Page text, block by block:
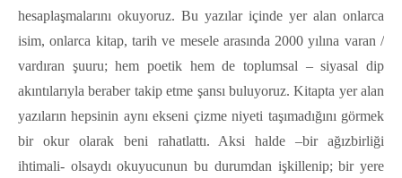
hesaplaşmalarını okuyoruz. Bu yazılar içinde yer alan onlarca
isim, onlarca kitap, tarih ve mesele arasında 2000 yılına varan /
vardıran şuuru; hem poetik hem de toplumsal – siyasal dip
akıntılarıyla beraber takip etme şansı buluyoruz. Kitapta yer alan
yazıların hepsinin aynı ekseni çizme niyeti taşımadığını görmek
bir okur olarak beni rahatlattı. Aksi halde –bir ağızbirliği
ihtimali- olsaydı okuyucunun bu durumdan işkillenip; bir yere